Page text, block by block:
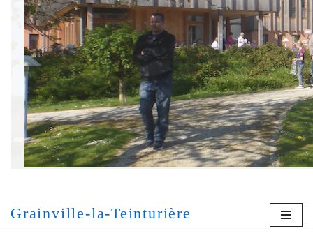
Aller
contenu
Grainville-la-Teinturière